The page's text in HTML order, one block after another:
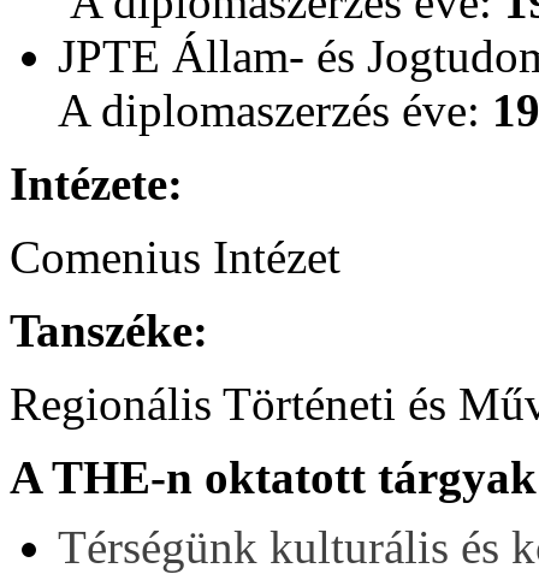
JPTE Állam- és
A diplomaszerzés éve:
Intézete:
Comenius Intézet
Tanszéke:
Regionális Történeti és
A THE-n oktatott
Térségünk kulturális és